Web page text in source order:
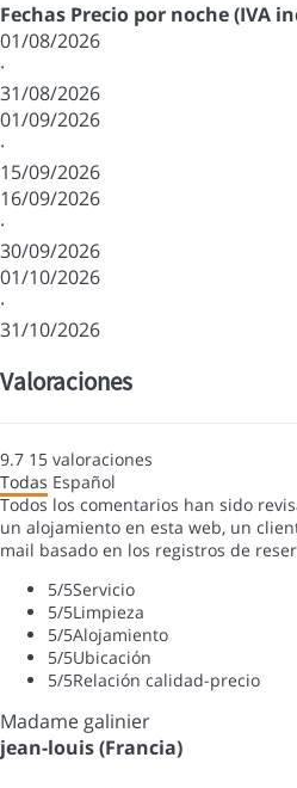
Fechas Precio por noche (IVA
01/08/2026
·
31/08/2026
01/09/2026
·
15/09/2026
16/09/2026
·
30/09/2026
01/10/2026
·
31/10/2026
Valoraciones
9.7 15 valoraciones
Todas Español
Todos los comentarios han sido
un alojamiento en esta web, un
mail basado en los registros de
5/5Servicio
5/5Limpieza
5/5Alojamiento
5/5Ubicación
5/5Relación calidad-precio
Madame galinier
jean-louis (Francia)